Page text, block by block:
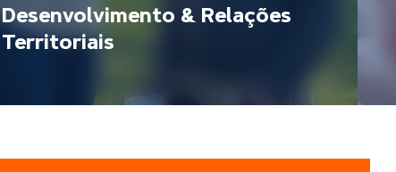
Desenvolvimento & Relações
Territoriais